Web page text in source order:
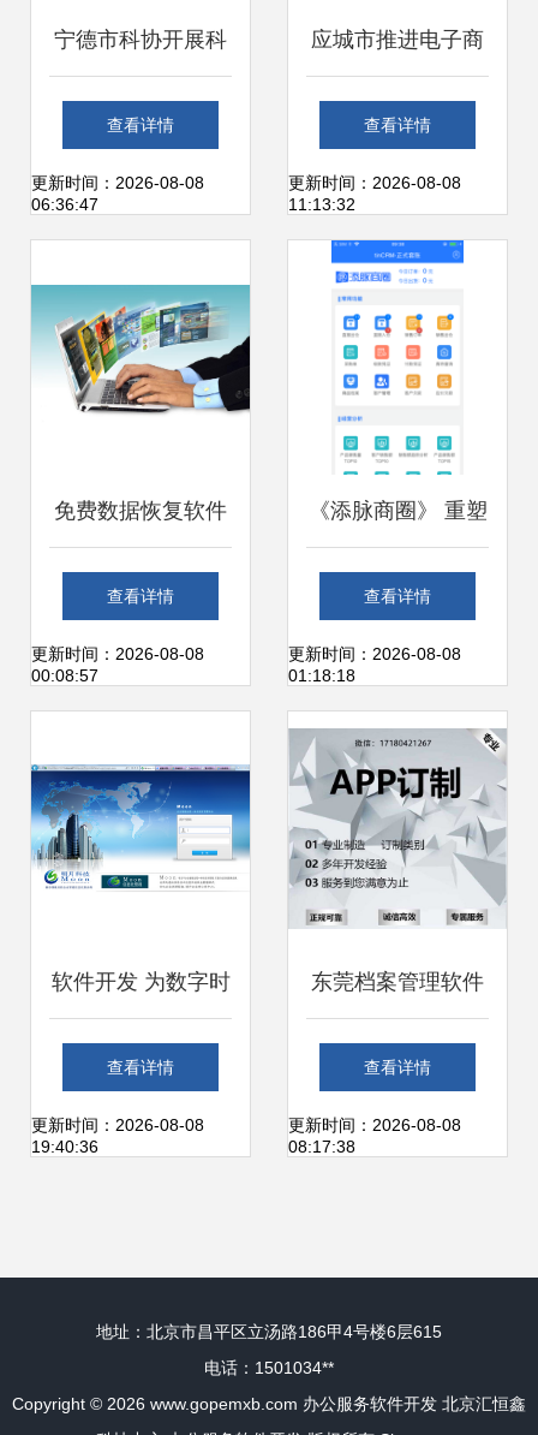
宁德市科协开展科
技信息上门服务 助
力办公服务软件开
查看详情
更新时间：2026-08-08
06:36:47
应城市推进电子商
务发展 以“星火燎
燃”之势点亮农村电
商与办公服务软件
新篇章
查看详情
更新时间：2026-08-08
11:13:32
免费数据恢复软件
给你，你真的敢用
吗？聚焦办公服务
查看详情
更新时间：2026-08-08
00:08:57
《添脉商圈》 重塑
办公服务软件的智
能化新生态
查看详情
更新时间：2026-08-08
01:18:18
软件开发 为数字时
代打造智能工具
箱，时间财富网助
查看详情
更新时间：2026-08-08
19:40:36
东莞档案管理软件
定制开发公司匠人
精神用心服务 梦幻
查看详情
更新时间：2026-08-08
08:17:38
地址：北京市昌平区立汤路186甲4号楼6层615
电话：1501034**
Copyright © 2026 www.gopemxb.com 办公服务软件开发 北京汇恒鑫